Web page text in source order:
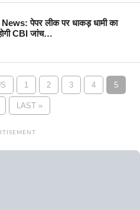
पेपर लीक पर धाकड़ धामी का
CBI जांच…
1 2 3 4 5
LAST »